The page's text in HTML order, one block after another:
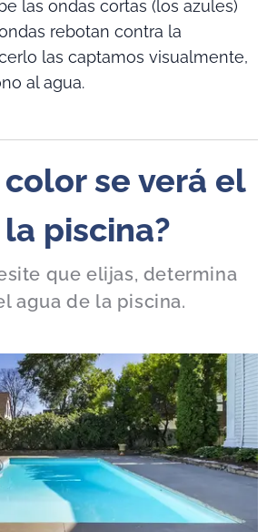
las ondas cortas (los azules)
rebotan contra la
las captamos visualmente,
al agua.
color se verá el
piscina?
que elijas, determina
agua de la piscina.